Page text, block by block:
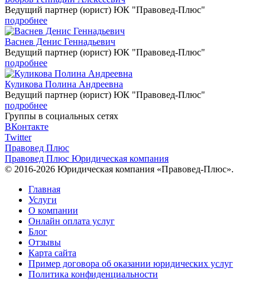
Ведущий партнер (юрист) ЮК "Правовед-Плюс"
подробнее
Васнев Денис Геннадьевич
Ведущий партнер (юрист) ЮК "Правовед-Плюс"
подробнее
Куликова Полина Андреевна
Ведущий партнер (юрист) ЮК "Правовед-Плюс"
подробнее
Группы в социальных сетях
ВКонтакте
Twitter
Правовед Плюс
Правовед Плюс Юридическая компания
© 2016-2026 Юридическая компания «Правовед-Плюс».
Главная
Услуги
О компании
Онлайн оплата услуг
Блог
Отзывы
Карта сайта
Пример договора об оказании юридических услуг
Политика конфиденциальности